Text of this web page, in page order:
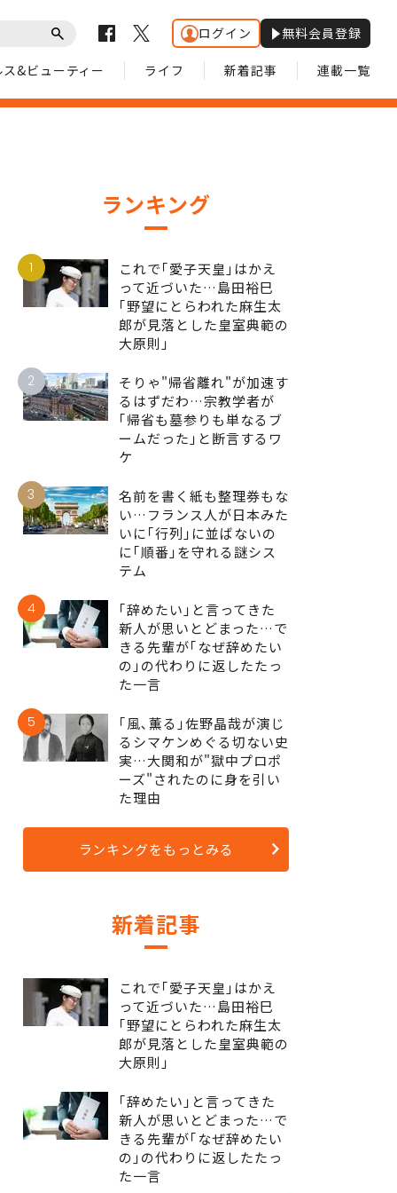
ログイン 無料会員登録
ス&ビューティー ライフ 新着記事 連載一覧
ランキング
1
これで｢愛子天皇｣はかえ
って近づいた…島田裕巳
｢野望にとらわれた麻生太
郎が見落とした皇室典範の
大原則｣
2
そりゃ"帰省離れ"が加速す
るはずだわ…宗教学者が
｢帰省も墓参りも単なるブ
ームだった｣と断言するワ
ケ
3
名前を書く紙も整理券もな
い…フランス人が日本みた
いに｢行列｣に並ばないの
に｢順番｣を守れる謎シス
テム
4
｢辞めたい｣と言ってきた
新人が思いとどまった…で
きる先輩が｢なぜ辞めたい
の｣の代わりに返したたっ
た一言
5
｢風､薫る｣佐野晶哉が演じ
るシマケンめぐる切ない史
実…大関和が"獄中プロポ
ーズ"されたのに身を引い
た理由
ランキングをもっとみる
新着記事
これで｢愛子天皇｣はかえ
って近づいた…島田裕巳
｢野望にとらわれた麻生太
郎が見落とした皇室典範の
大原則｣
｢辞めたい｣と言ってきた
新人が思いとどまった…で
きる先輩が｢なぜ辞めたい
の｣の代わりに返したたっ
た一言